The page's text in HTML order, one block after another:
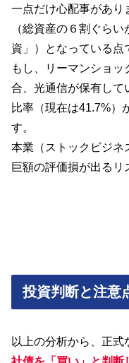
一点だけ心配事があり
（総資産の６割ぐら
資」）となっている点
もし、リーマンショ
合、光通信が保有して
比率（現在は41.7%）
す。
本業（ストックビジネ
巨額の評価損が出るリ
投資判断と注意
以上の分析から、正式